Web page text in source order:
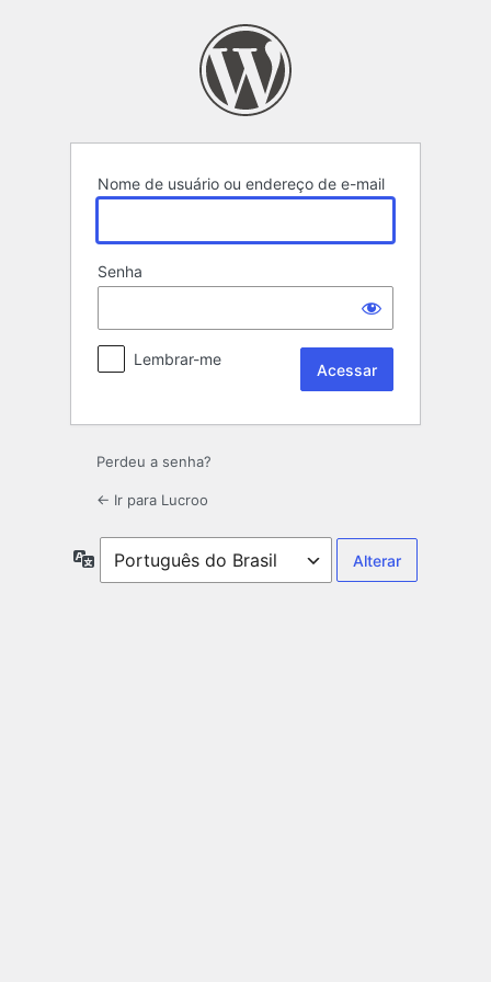
Nome de usuário ou endereço de e-mail
Senha
Lembrar-me
Perdeu a senha?
← Ir para Lucroo
Idioma